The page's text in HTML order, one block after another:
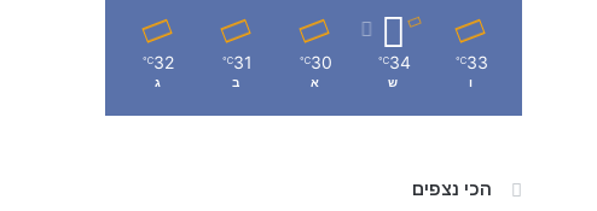
33
℃
ו
34
℃
ש
30
℃
א
31
℃
ב
32
℃
ג
הכי נצפים